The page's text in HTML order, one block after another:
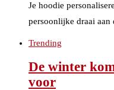
Je hoodie
persoonlijke draai
Trending
De winter
voor